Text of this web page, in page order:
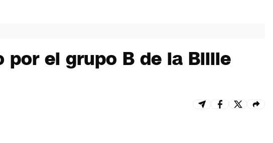
por el grupo B de la Billie